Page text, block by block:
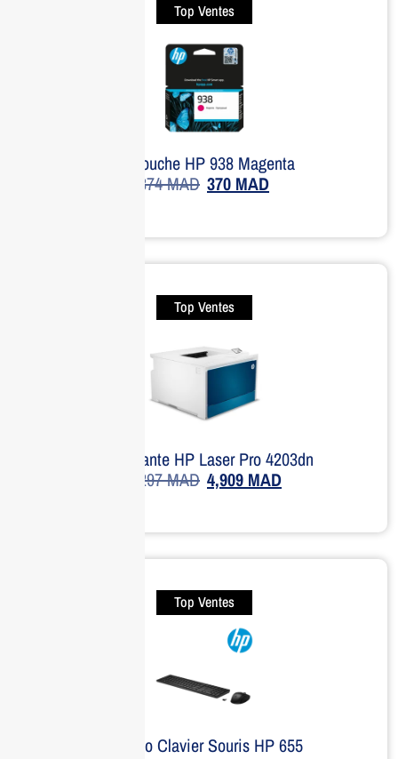
Top Ventes
Cartouche HP 938 Magenta
374MAD 370 MAD
Top Ventes
Imprimante HP Laser Pro 4203dn
7,297MAD 4,909 MAD
Top Ventes
Combo Clavier Souris HP 655